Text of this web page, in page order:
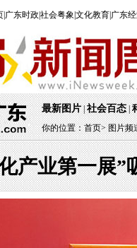
广东时政社会粤象 文化教育 广东
最新图片|社会百态|
你的位置：首页>图片频
产业第一展”